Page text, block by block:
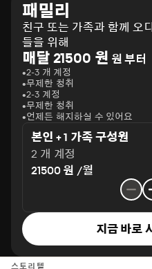
드릭 배크만. 그러나 그는 아
전과는 완전히 다른 삶을 산
을 알아내다니 우리 아이가
이패드의 키패드 암호를 풀
는 아들 바보가 되었다. 아
많다고 고백하면서도 육아
하지만 사랑스럽기 그지없
게”라는 말로 이야기를 시작
알았으면 하는 크고 작은 교
다. 좋아하는 일을 찾아가고,
을 베풀고, 필요할 때는 강하
든 되고 싶은 대로 될 수 있
다는 사려 깊은 조언. 그리고
들아 알잖니, 아빠는 네 엄마
는 거”배크만이 진짜 멋있는
주저함도 없이 가장 청소하
패밀리
친구 또는 가족과 함께 오
들을 위해
매달 21500 원 원 부터
2-3 개 계정
무제한 청취
2-3 계정
무제한 청취
언제든 해지하실 수 있어요
본인 + 1 가족 구성원
2 개 계정
21500 원 /월
지금 바로
스토리텔